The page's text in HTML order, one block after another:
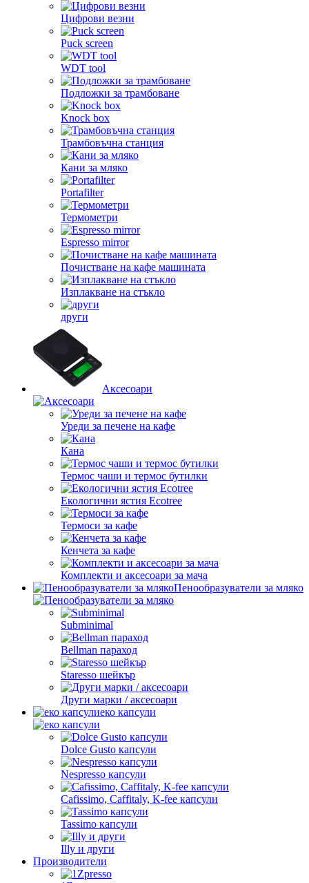
Цифрови везни
Puck screen
WDT tool
Подложки за трамбоване
Knock box
Трамбовъчна станция
Кани за мляко
Portafilter
Термометри
Espresso mirror
Почистване на кафе машината
Изплакване на стъкло
други
Аксесоари
Уреди за печене на кафе
Кана
Термос чаши и термос бутилки
Екологични ястия Ecotree
Термоси за кафе
Кенчета за кафе
Комплекти и аксесоари за мача
Пенообразуватели за мляко
Subminimal
Bellman параход
Staresso шейкър
Други марки / аксесоари
еко капсули
Dolce Gusto капсули
Nespresso капсули
Cafissimo, Caffitaly, K-fee капсули
Tassimo капсули
Illy и други
Производители